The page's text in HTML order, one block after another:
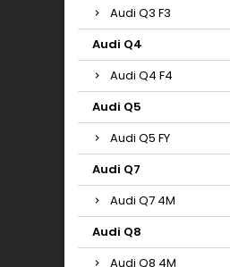
Audi Q3 F3
Audi Q4
Audi Q4 F4
Audi Q5
Audi Q5 FY
Audi Q7
Audi Q7 4M
Audi Q8
Audi Q8 4M